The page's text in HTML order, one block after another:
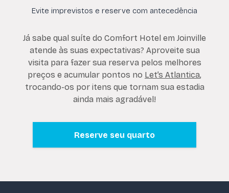
Evite imprevistos e reserve com antecedência
Já sabe qual suíte do Comfort Hotel em Joinville
atende às suas expectativas? Aproveite sua
visita para fazer sua reserva pelos melhores
preços e acumular pontos no Let’s Atlantica,
trocando-os por itens que tornam sua estadia
ainda mais agradável!
Reserve seu quarto